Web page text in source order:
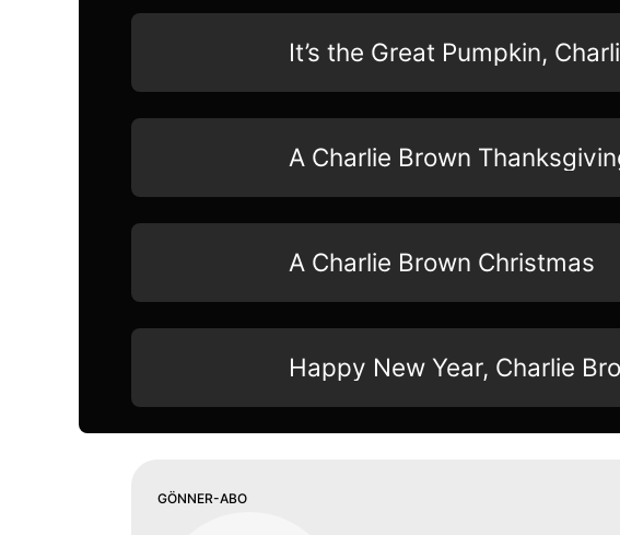
It’s the Great Pumpkin,
A Charlie Brown
A Charlie Brown Christmas
Happy New Year, Charlie
GÖNNER-ABO